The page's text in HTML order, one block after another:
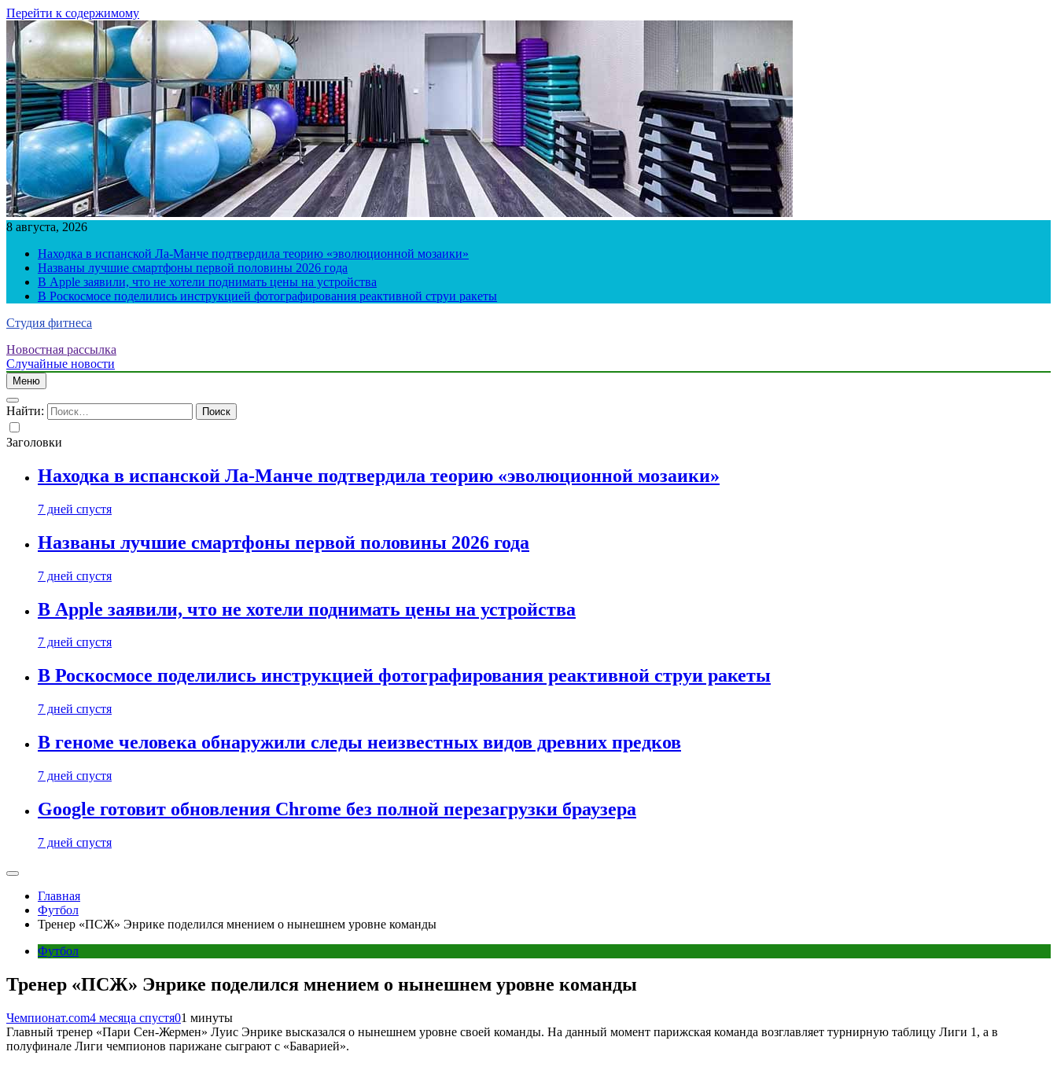
Перейти к содержимому
8 августа, 2026
Находка в испанской Ла-Манче подтвердила теорию «эволюционной мозаики»
Названы лучшие смартфоны первой половины 2026 года
В Apple заявили, что не хотели поднимать цены на устройства
В Роскосмосе поделились инструкцией фотографирования реактивной струи ракеты
Студия фитнеса
Новостная рассылка
Случайные новости
Меню
Найти:
Заголовки
Находка в испанской Ла-Манче подтвердила теорию «эволюционной мозаики»
7 дней спустя
Названы лучшие смартфоны первой половины 2026 года
7 дней спустя
В Apple заявили, что не хотели поднимать цены на устройства
7 дней спустя
В Роскосмосе поделились инструкцией фотографирования реактивной струи ракеты
7 дней спустя
В геноме человека обнаружили следы неизвестных видов древних предков
7 дней спустя
Google готовит обновления Chrome без полной перезагрузки браузера
7 дней спустя
Главная
Футбол
Тренер «ПСЖ» Энрике поделился мнением о нынешнем уровне команды
Футбол
Тренер «ПСЖ» Энрике поделился мнением о нынешнем уровне команды
Чемпионат.com4 месяца спустя01 минуты
Главный тренер «Пари Сен-Жермен» Луис Энрике высказался о нынешнем уровне своей команды. На данный момент парижская команда возглавляет турнирную таблицу Лиги 1, а в
полуфинале Лиги чемпионов парижане сыграют с «Баварией».